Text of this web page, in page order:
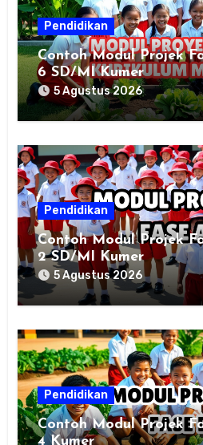
Pendidikan
Contoh Modul Projek
6 SD/MI Kumer
5 Agustus 2026
Pendidikan
Contoh Modul Projek
2 SD/MI Kumer
5 Agustus 2026
Pendidikan
Contoh Modul Projek
4 Kumer